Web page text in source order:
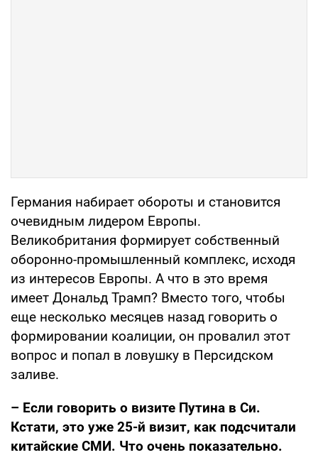
Германия набирает обороты и становится
очевидным лидером Европы.
Великобритания формирует собственный
оборонно-промышленный комплекс, исходя
из интересов Европы. А что в это время
имеет Дональд Трамп? Вместо того, чтобы
еще несколько месяцев назад говорить о
формировании коалиции, он провалил этот
вопрос и попал в ловушку в Персидском
заливе.
– Если говорить о визите Путина в Си.
Кстати, это уже 25-й визит, как подсчитали
китайские СМИ. Что очень показательно.